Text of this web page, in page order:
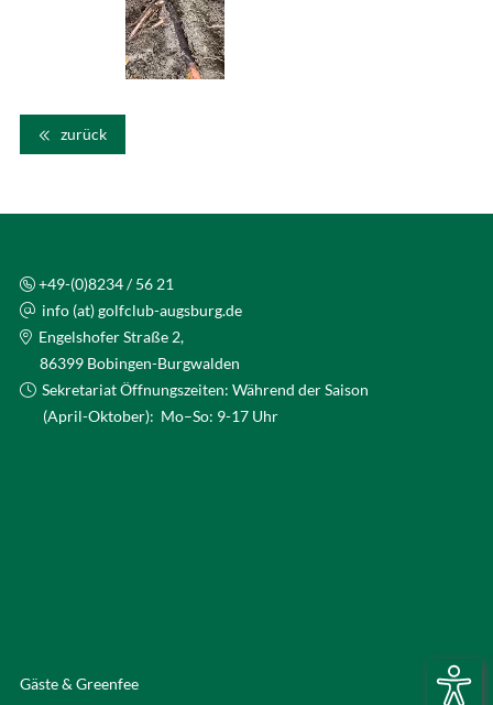
zurück
+49-(0)8234 / 56 21
info (at) golfclub-augsburg.de
Engelshofer Straße 2,
86399 Bobingen-Burgwalden
Sekretariat Öffnungszeiten: Während der Saison
(April-Oktober): Mo–So: 9-17 Uhr
Gäste & Greenfee